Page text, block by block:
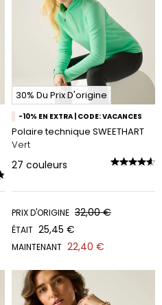
30% Du Prix D'origine
-10% EN EXTRA | CODE: VACANCES
Polaire technique SWEETHART
Vert
27 couleurs
PRIX D'ORIGINE 32,00 €
ÉTAIT 25,45 €
MAINTENANT 22,40 €